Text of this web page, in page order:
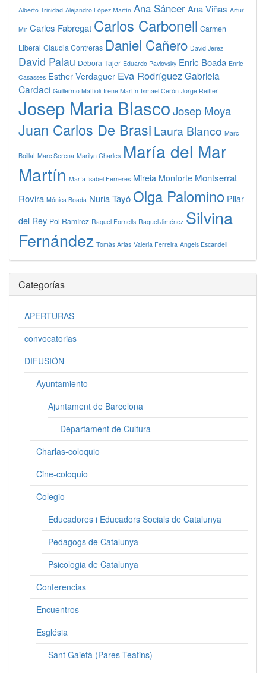
Alberto Trinidad Alejandro López Martín Ana SáncerAna Viñas Artur
Mir Carles Fabregat Carlos Carbonell Carmen
Liberal Claudia Contreras Daniel Cañero David Jerez
David Palau Débora Tajer Eduardo Pavlovsky Enric Boada Enric
Casasses Esther Verdaguer Eva RodríguezGabriela
Cardaci Guillermo Mattioli Irene Martín Ismael Cerón Jorge Reitter
Josep Maria BlascoJosep Moya
Juan Carlos De Brasi Laura Blanco Marc
Boillat Marc Serena Marilyn Charles María del Mar
Martín María Isabel Ferreres Mireia Monforte Montserrat
Rovira Mónica Boada Nuria Tayó Olga Palomino Pilar
del Rey Pol Ramírez Raquel Fornells Raquel Jiménez Silvina
Fernández Tomàs Arias Valeria Ferreira Àngels Escandell
Categorías
APERTURAS
convocatorias
DIFUSIÓN
Ayuntamiento
Ajuntament de Barcelona
Departament de Cultura
Charlas-coloquio
Cine-coloquio
Colegio
Educadores i Educadors Socials de Catalunya
Pedagogs de Catalunya
Psicologia de Catalunya
Conferencias
Encuentros
Església
Sant Gaietà (Pares Teatins)